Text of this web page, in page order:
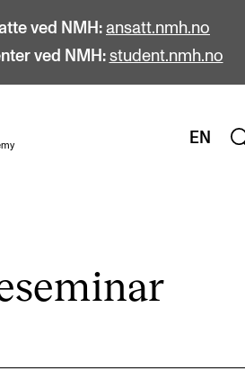
ved NMH: ansatt.nmh.no
ved NMH: student.nmh.no
EN